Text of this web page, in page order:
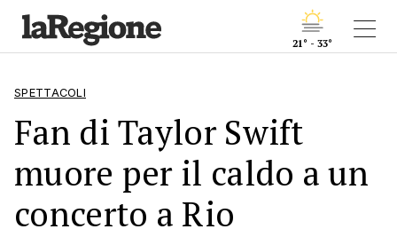
21° - 33°
SPETTACOLI
Fan di Taylor Swift
muore per il caldo a un
concerto a Rio